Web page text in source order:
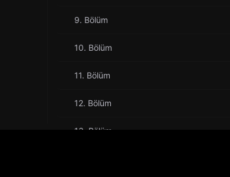
9. Bölüm
10. Bölüm
11. Bölüm
12. Bölüm
13. Bölüm